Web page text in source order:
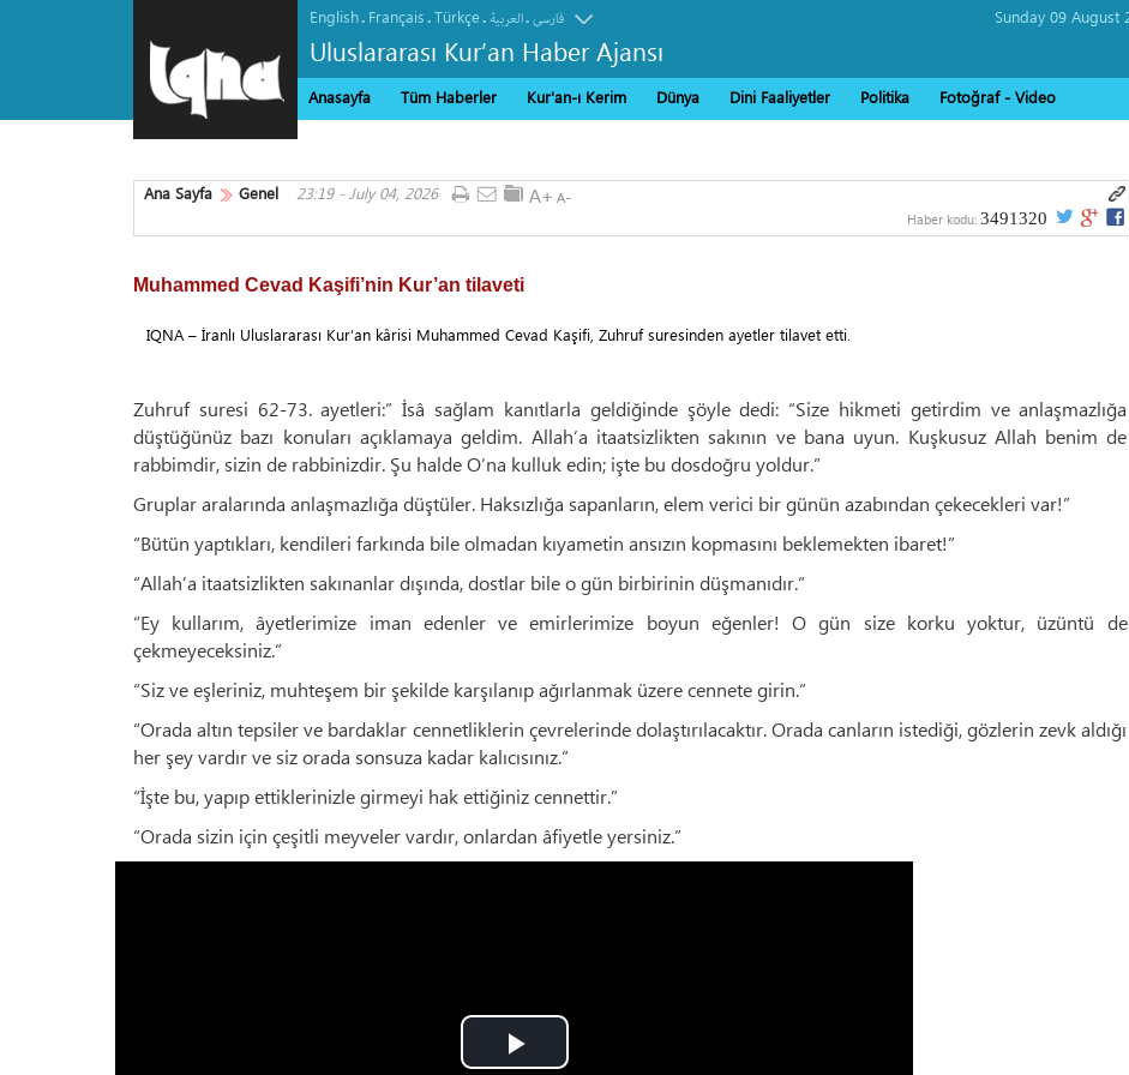
English. Français.Türkçe. العربیة.فارسی
Uluslararası Kur’an Haber Ajansı
Anasayfa Tüm Haberler Kur'an-ı Kerim Dünya Dini Faaliyetler Politika Fotoğraf - Video
Ana Sayfa Genel 23:19 - July 04, 2026
Haber kodu: 3491320
Muhammed Cevad Kaşifi’nin Kur’an tilaveti
IQNA – İranlı Uluslararası Kur’an kârisi Muhammed Cevad Kaşifi, Zuhruf suresinden ayetler tilavet etti.
Zuhruf suresi 62-73. ayetleri:” İsâ sağlam kanıtlarla geldiğinde şöyle dedi: “Size hikmeti getirdim ve anlaşmazlığa
düştüğünüz bazı konuları açıklamaya geldim. Allah’a itaatsizlikten sakının ve bana uyun. Kuşkusuz Allah benim de
rabbimdir, sizin de rabbinizdir. Şu halde O’na kulluk edin; işte bu dosdoğru yoldur.”
Gruplar aralarında anlaşmazlığa düştüler. Haksızlığa sapanların, elem verici bir günün azabından çekecekleri var!”
“Bütün yaptıkları, kendileri farkında bile olmadan kıyametin ansızın kopmasını beklemekten ibaret!”
“Allah’a itaatsizlikten sakınanlar dışında, dostlar bile o gün birbirinin düşmanıdır.”
“Ey kullarım, âyetlerimize iman edenler ve emirlerimize boyun eğenler! O gün size korku yoktur, üzüntü de
çekmeyeceksiniz.”
“Siz ve eşleriniz, muhteşem bir şekilde karşılanıp ağırlanmak üzere cennete girin.”
“Orada altın tepsiler ve bardaklar cennetliklerin çevrelerinde dolaştırılacaktır. Orada canların istediği, gözlerin zevk aldığı
her şey vardır ve siz orada sonsuza kadar kalıcısınız.”
“İşte bu, yapıp ettiklerinizle girmeyi hak ettiğiniz cennettir.”
“Orada sizin için çeşitli meyveler vardır, onlardan âfiyetle yersiniz.”